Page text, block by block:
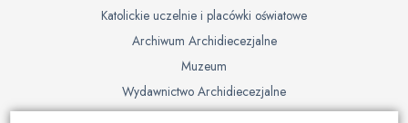
Katolickie uczelnie i placówki oświatowe
Archiwum Archidiecezjalne
Muzeum
Wydawnictwo Archidiecezjalne
Cmentarze